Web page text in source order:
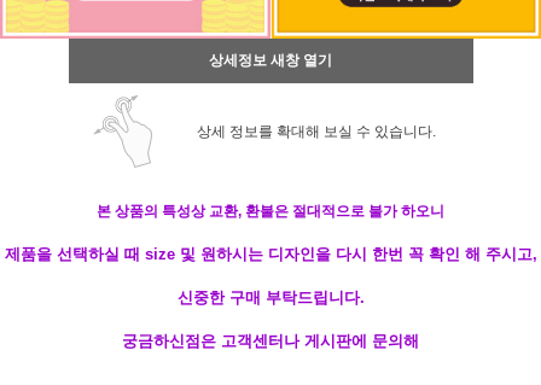
상세정보 새창 열기
상세 정보를 확대해 보실 수 있습니다.
본 상품의 특성상 교환, 환불은 절대적으로 불가 하오니
제품을 선택하실 때 size 및 원하시는 디자인을 다시 한번 꼭 확인 해 주시고,
신중한 구매 부탁드립니다.
궁금하신점은 고객센터나 게시판에 문의해